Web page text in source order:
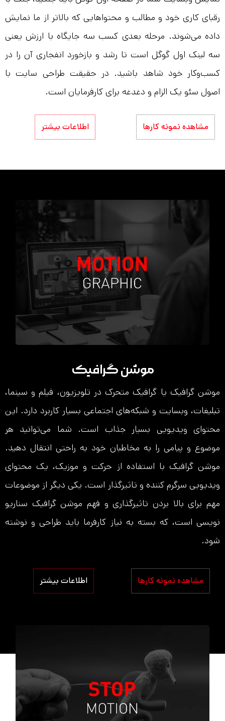
رقبای کاری خود و مطالب و محتواهایی که بالاتر از ما نمایش
داده می‌شوند. مرحله بعدی کسب سه جایگاه با ارزش یعنی
سه لینک اول گوگل است تا رشد و بازخورد انفجاری آن را در
کسب‌و‌کار خود شاهد باشید. در حقیقت طراحی سایت با
اصول سئو یک الزام و دغدغه برای کارفرمایان است.
مشاهده نمونه کارها اطلاعات بیشتر
موشن گرافیک
موشن گرافیک یا گرافیک متحرک در تلویزیون، فیلم و سینما،
تبلیغات، وبسایت و شبکه‌های اجتماعی بسیار کاربرد دارد. این
محتوای ویدیویی بسیار جذاب است. شما می‌توانید هر
موضوع و پیامی را به مخاطبان خود به راحتی انتقال دهید.
موشن گرافیک با استفاده از حرکت و موزیک، یک محتوای
ویدیویی سرگرم‌ کننده و تاثیرگذار است. یکی دیگر از موضوعات
مهم برای بالا بردن تاثیرگذاری و فهم موشن گرافیک سناریو
نویسی است، که بسته به نیاز کارفرما باید طراحی و نوشته
شود.
مشاهده نمونه کارها اطلاعات بیشتر